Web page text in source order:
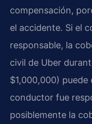
compensación,
el accidente. Si el
responsable, la
civil de Uber
$1,000,000)
conductor fue
posiblemente la